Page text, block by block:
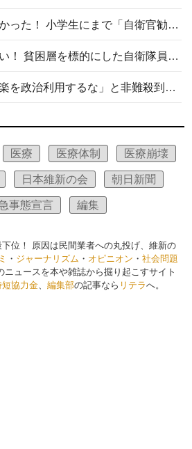
自衛隊リクルートは貧困層狙い撃ちだけではなかった！ 小学生にまで「自衛官勧誘」目的のパンフレット作成
「自衛隊は経済的に厳しい子が」は間違ってない！ 貧困層を標的にした自衛隊員募集、やす子、山上被告も…日本でも進む“経済的徴兵制”
高市首相がミュージックアワードに登壇で「音楽を政治利用するな」と非難殺到！ MAJの国策的本質を批判する声も
医療 医療体制 医療崩壊
日本維新の会 朝日新聞
事態宣言 編集
位！ 原因は民間業者への丸投げ、維新の
・ ジャーナリズム ・ オピニオン ・ 社会問題
ニュースを本や雑誌から掘り起こすサイト
短協力金、 編集部の記事なら リテラへ。